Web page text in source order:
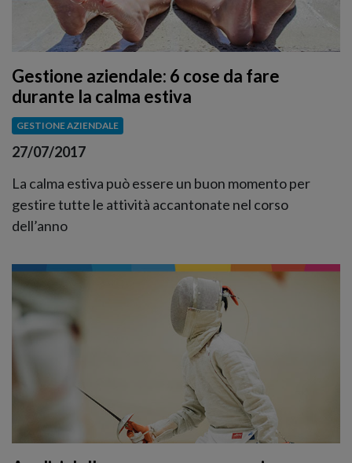
Gestione aziendale: 6 cose da fare
durante la calma estiva
GESTIONE AZIENDALE
27/07/2017
La calma estiva può essere un buon momento per
gestire tutte le attività accantonate nel corso
dell’anno